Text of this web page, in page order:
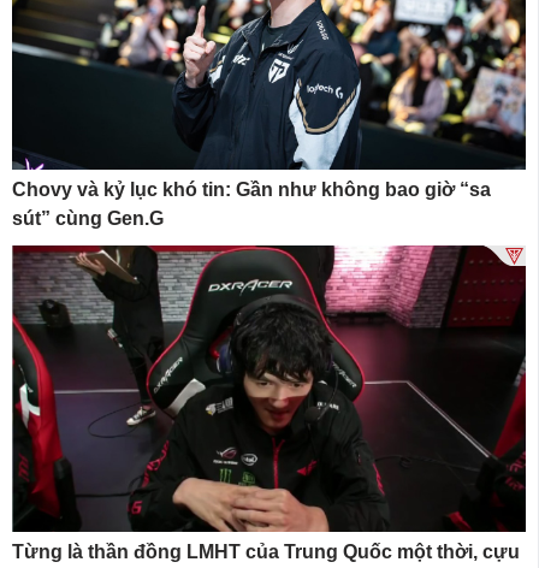
Chovy và kỷ lục khó tin: Gần như không bao giờ “sa
sút” cùng Gen.G
Từng là thần đồng LMHT của Trung Quốc một thời, cựu